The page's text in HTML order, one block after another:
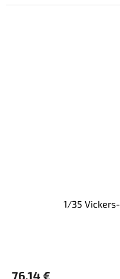
1/35 Vickers-
76,14 €